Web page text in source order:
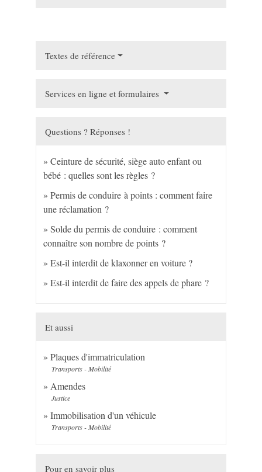
Textes de référence
Services en ligne et formulaires
Questions ? Réponses !
Ceinture de sécurité, siège auto enfant ou
bébé : quelles sont les règles ?
Permis de conduire à points : comment faire
une réclamation ?
Solde du permis de conduire : comment
connaître son nombre de points ?
Est-il interdit de klaxonner en voiture ?
Est-il interdit de faire des appels de phare ?
Et aussi
Plaques d'immatriculation
Transports - Mobilité
Amendes
Justice
Immobilisation d'un véhicule
Transports - Mobilité
Pour en savoir plus